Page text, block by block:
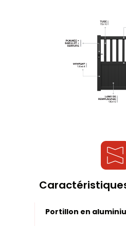
Portillon en